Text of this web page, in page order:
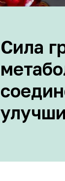
Сила